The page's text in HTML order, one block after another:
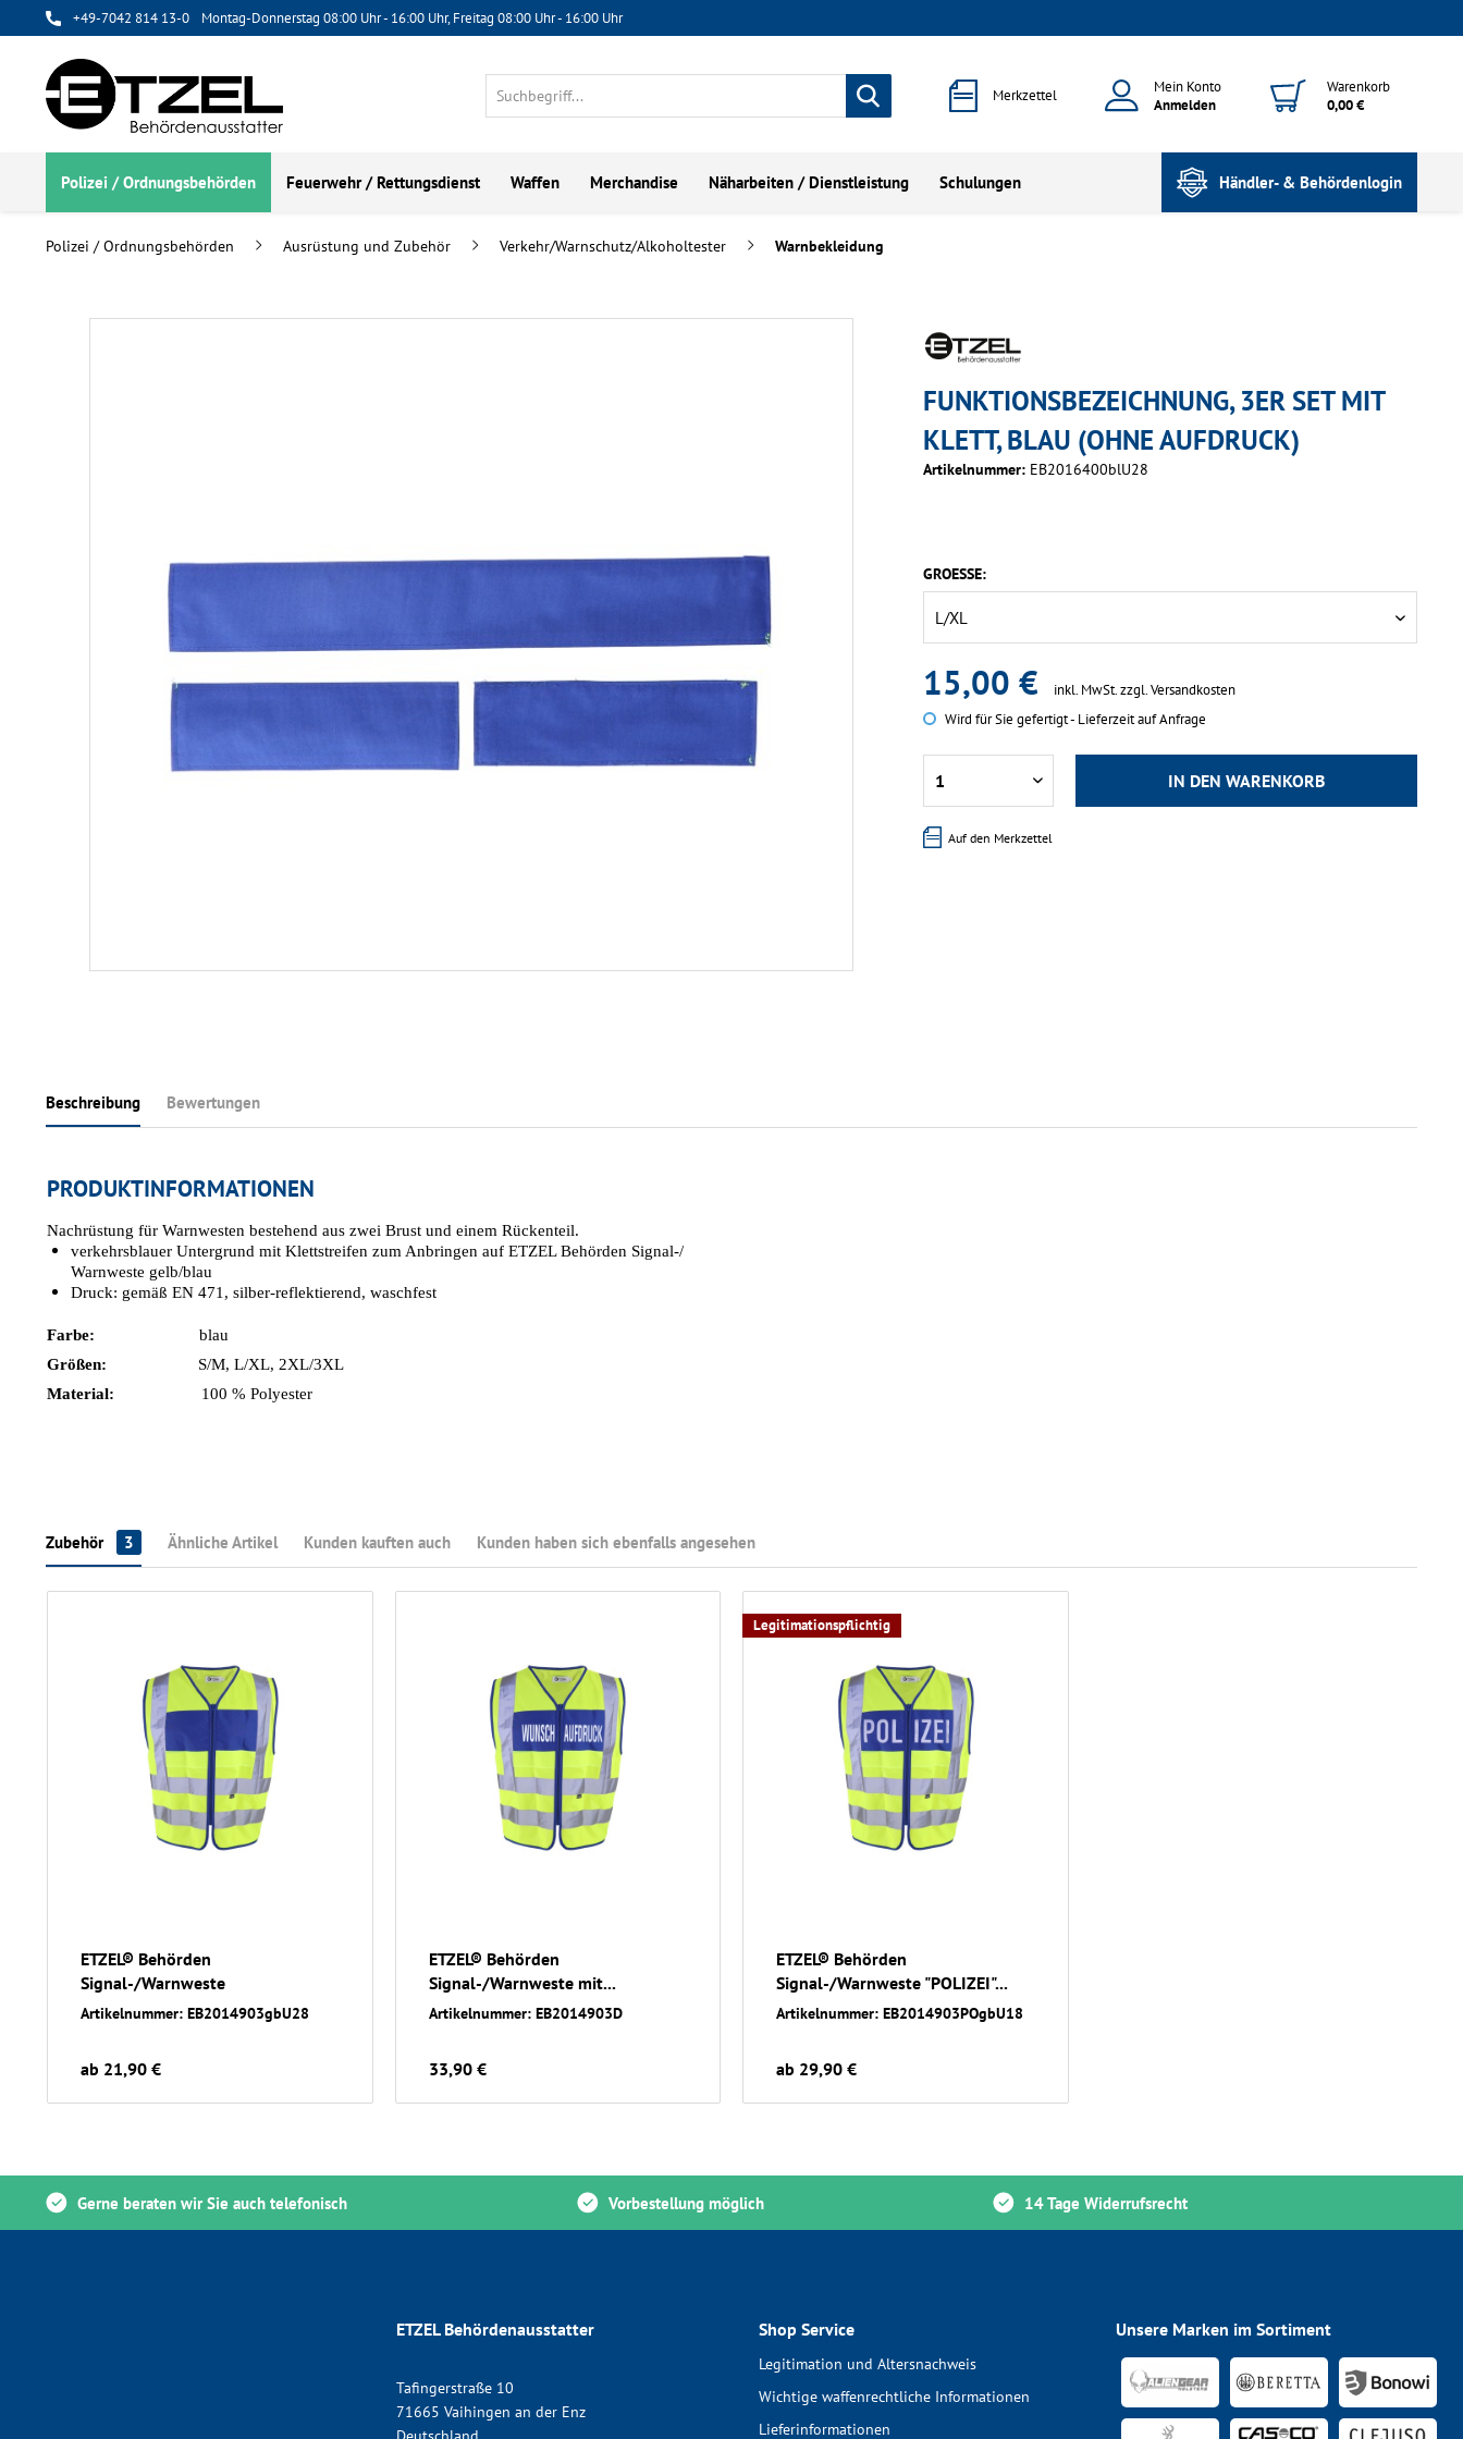
+49-7042 814 13-0 Montag-Donnerstag 08:00 Uhr - 16:00 Uhr, Freitag 08:00 Uhr - 16:00 Uhr
Merkzettel
Mein Konto
Anmelden
Warenkorb
0,00 €
Polizei / Ordnungsbehörden Feuerwehr / Rettungsdienst Waffen Merchandise Näharbeiten / Dienstleistung Schulungen Händler- & Behördenlogin
Polizei / Ordnungsbehörden Ausrüstung und Zubehör Verkehr/Warnschutz/Alkoholtester Warnbekleidung
FUNKTIONSBEZEICHNUNG, 3ER SET MIT
KLETT, BLAU (OHNE AUFDRUCK)
Artikelnummer: EB2016400blU28
GROESSE:
15,00 € inkl. MwSt.zzgl. Versandkosten
Wird für Sie gefertigt - Lieferzeit auf Anfrage
IN DEN WARENKORB
Auf den Merkzettel
Beschreibung Bewertungen
PRODUKTINFORMATIONEN
Nachrüstung für Warnwesten bestehend aus zwei Brust und einem Rückenteil.
verkehrsblauer Untergrund mit Klettstreifen zum Anbringen auf ETZEL Behörden Signal-/
Warnweste gelb/blau
Druck: gemäß EN 471, silber-reflektierend, waschfest
Farbe:
blau
Größen:
S/M, L/XL, 2XL/3XL
Material:
100 % Polyester
Zubehör 3 Ähnliche Artikel Kunden kauften auch Kunden haben sich ebenfalls angesehen
ETZEL® Behörden
Signal-/Warnweste
Artikelnummer: EB2014903gbU28
ab 21,90 €
ETZEL® Behörden
Signal-/Warnweste mit...
Artikelnummer: EB2014903D
33,90 €
Legitimationspflichtig
ETZEL® Behörden
Signal-/Warnweste "POLIZEI"...
Artikelnummer: EB2014903POgbU18
ab 29,90 €
Gerne beraten wir Sie auch telefonisch Vorbestellung möglich 14 Tage Widerrufsrecht
ETZEL Behördenausstatter
Tafingerstraße 10
71665 Vaihingen an der Enz
Shop Service
Legitimation und Altersnachweis
Wichtige waffenrechtliche Informationen
Lieferinformationen
Unsere Marken im Sortiment